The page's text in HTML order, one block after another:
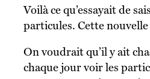
Voilà ce qu’essayait de saisir cette nouvelle : des
particules. Cette
On voudrait qu’il y ait chaque jour du soleil,
chaque jour voir les